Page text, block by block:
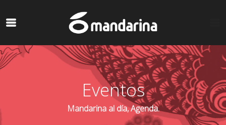
Eventos
Mandarina al día, Agenda.